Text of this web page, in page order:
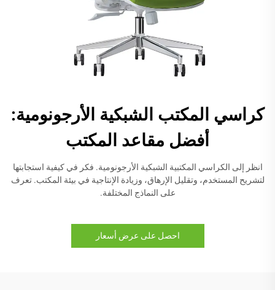
كراسي المكتب الشبكية الأرجونومية:
أفضل مقاعد المكتب
انظر إلى الكراسي المكتبية الشبكية الأرجونومية. فكر في كيفية استجابتها
لتشريح المستخدم، وتقليل الإرهاق، وزيادة الإنتاجية في بيئة المكتب. تعرف
على النماذج المختلفة.
احصل على عرض أسعار